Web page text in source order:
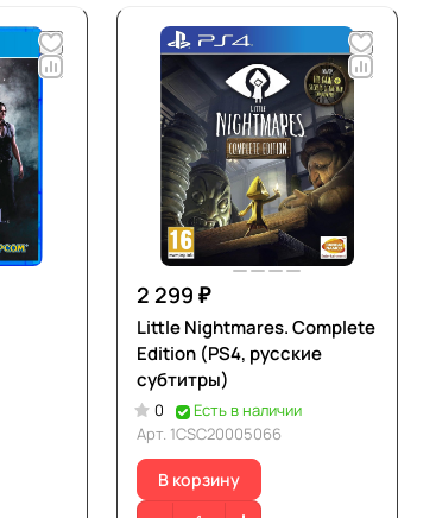
2 299 ₽
Little Nightmares. Complete
Edition (PS4, русские
субтитры)
0
Есть в наличии
Арт. 1CSC20005066
В корзину